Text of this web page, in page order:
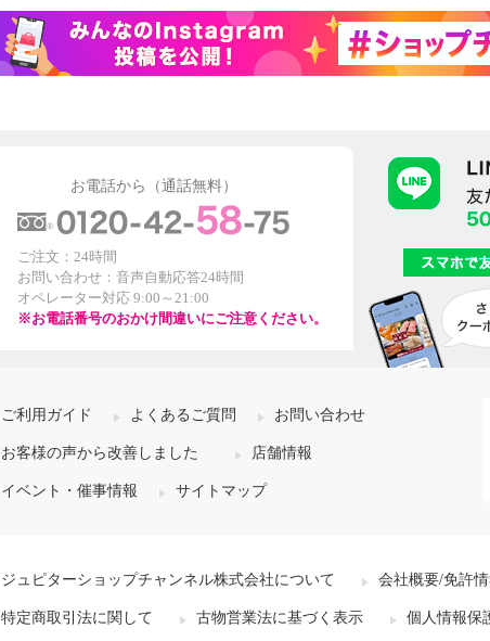
お電話から（通話無料）
ご注文：24時間
お問い合わせ：音声自動応答24時間
オペレーター対応 9:00～21:00
※お電話番号のおかけ間違いにご注意ください。
ご利用ガイド よくあるご質問 お問い合わせ
お客様の声から改善しました 店舗情報
イベント・催事情報 サイトマップ
ジュピターショップチャンネル株式会社について 会社概要/免許
特定商取引法に関して 古物営業法に基づく表示 個人情報保